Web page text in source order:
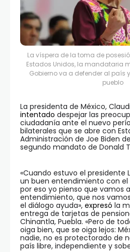
La víspera de la toma de
Estados Unidos, la mandataria
Gobierno va a defender al país
pueblo
La presidenta de México,
intentado despejar las
ciudadanía ante el nuevo
bilaterales que se abre con
Administración de Joe Biden
segundo mandato de Donald
«Cuando estuvo el presidente
un buen entendimiento con el
por eso yo pienso que vamos
entendimiento, que nos
el diálogo ayuda», expresó la
entrega de tarjetas de
Chinantla, Puebla. «Pero de
oiga bien, que se oiga lejos:
nadie, no es protectorado de
país libre, independiente y